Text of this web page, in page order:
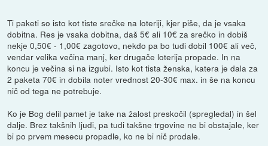
Ti paketi so isto kot tiste srečke na loteriji, kjer piše, da je vsaka
dobitna. Res je vsaka dobitna, daš 5€ ali 10€ za srečko in dobiš
nekje 0,50€ - 1,00€ zagotovo, nekdo pa bo tudi dobil 100€ ali več,
vendar velika večina manj, ker drugače loterija propade. In na
koncu je večina si na izgubi. Isto kot tista ženska, katera je dala za
2 paketa 70€ in dobila noter vrednost 20-30€ max. in še na koncu
nič od tega ne potrebuje.
Ko je Bog delil pamet je take na žalost preskočil (spregledal) in šel
dalje. Brez takšnih ljudi, pa tudi takšne trgovine ne bi obstajale, ker
bi po prvem mesecu propadle, ko ne bi nič prodale.